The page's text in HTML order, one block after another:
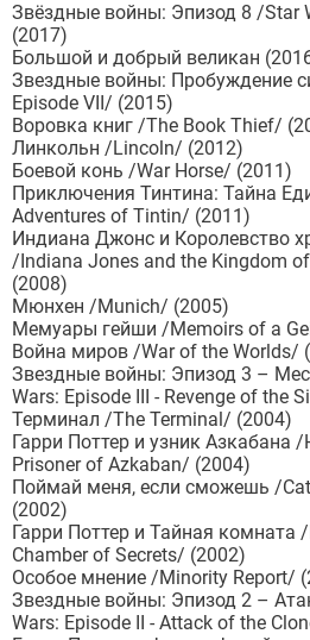
Звёздные войны: Эпизод 8 /Star
(2017)
Большой и добрый великан
Звездные войны: Пробуждение
Episode VII/ (2015)
Воровка книг /The Book Thief/
Линкольн /Lincoln/ (2012)
Боевой конь /War Horse/ (2011)
Приключения Тинтина: Тайна
Adventures of Tintin/ (2011)
Индиана Джонс и Королевство
/Indiana Jones and the Kingdom
(2008)
Мюнхен /Munich/ (2005)
Мемуары гейши /Memoirs of a
Война миров /War of the Worlds/
Звездные войны: Эпизод 3 –
Wars: Episode III - Revenge of the
Терминал /The Terminal/ (2004)
Гарри Поттер и узник Азкабана
Prisoner of Azkaban/ (2004)
Поймай меня, если сможешь /
(2002)
Гарри Поттер и Тайная комната
Chamber of Secrets/ (2002)
Особое мнение /Minority Report/
Звездные войны: Эпизод 2 –
Wars: Episode II - Attack of the